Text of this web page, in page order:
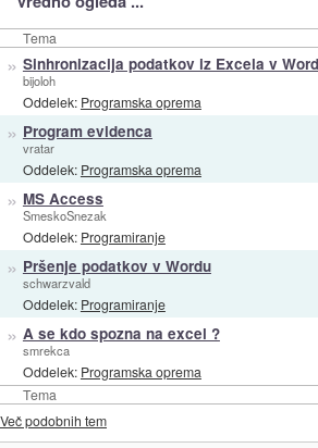
Tema
Tema
» Sinhronizacija podatkov iz Excela v Word
bijoloh
Oddelek: Programska oprema
» Program evidenca
vratar
Oddelek: Programska oprema
» MS Access
SmeskoSnezak
Oddelek: Programiranje
» Pršenje podatkov v Wordu
schwarzvald
Oddelek: Programiranje
» A se kdo spozna na excel ?
smrekca
Oddelek: Programska oprema
Več podobnih tem